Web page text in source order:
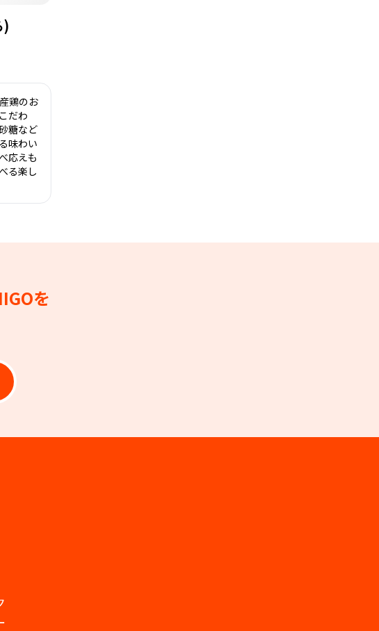
)
鶏のお
だわ
糖など
味わい
応えも
る楽し
を